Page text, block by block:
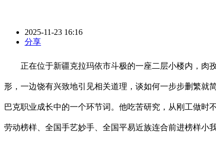
2025-11-23 16:16
分享
正在位于新疆克拉玛依市斗极的一座二层小楼内，肉孜
形，一边饶有兴致地引见相关道理，谈如何一步步删繁就
巴克职业成长中的一个环节词。他吃苦研究，从刚工做时
劳动榜样、全国手艺妙手、全国平易近族连合前进榜样小